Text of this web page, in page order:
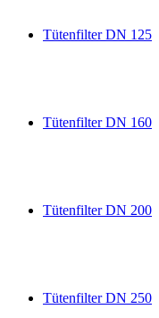
Tütenfilter DN 125
Tütenfilter DN 160
Tütenfilter DN 200
Tütenfilter DN 250